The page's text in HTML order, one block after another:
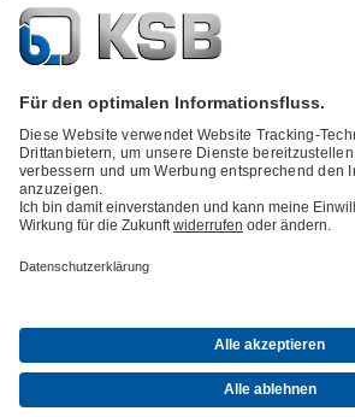
Mobil: +254 715 056 497
E-Mail:
Stephen.Anaya@ksb.com
Alle KSB-Kontakte
Zurück zur Übersicht